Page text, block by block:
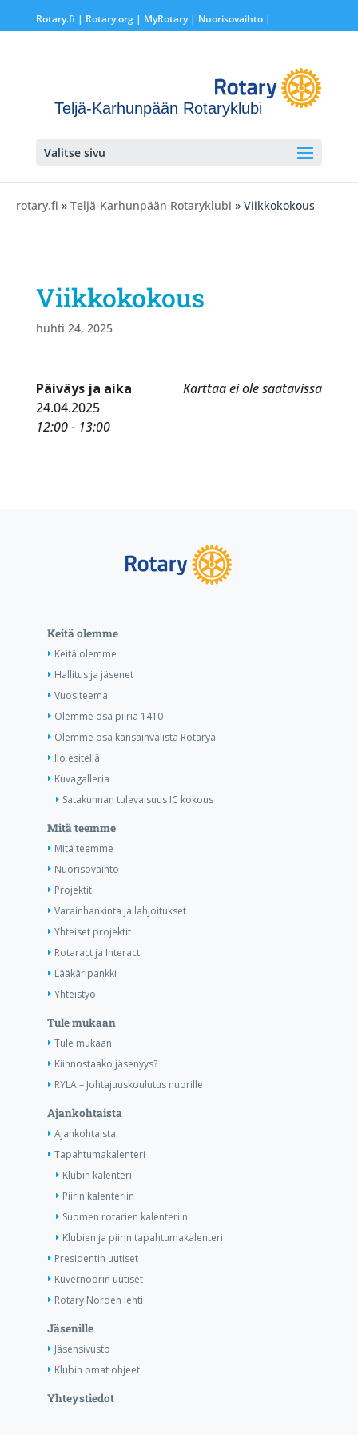
Rotary.fi | Rotary.org| MyRotary | Nuorisovaihto|
Teljä-Karhunpään Rotaryklubi
Valitse sivu
rotary.fi » Teljä-Karhunpään Rotaryklubi » Viikkokokous
Viikkokokous
huhti 24, 2025
Karttaa ei ole saatavissa
Päiväys ja aika
24.04.2025
12:00 - 13:00
Keitä olemme
Keitä olemme
Hallitus ja jäsenet
Vuositeema
Olemme osa piiriä 1410
Olemme osa kansainvälistä Rotarya
Ilo esitellä
Kuvagalleria
Satakunnan tulevaisuus IC kokous
Mitä teemme
Mitä teemme
Nuorisovaihto
Projektit
Varainhankinta ja lahjoitukset
Yhteiset projektit
Rotaract ja Interact
Lääkäripankki
Yhteistyö
Tule mukaan
Tule mukaan
Kiinnostaako jäsenyys?
RYLA – Johtajuuskoulutus nuorille
Ajankohtaista
Ajankohtaista
Tapahtumakalenteri
Klubin kalenteri
Piirin kalenteriin
Suomen rotarien kalenteriin
Klubien ja piirin tapahtumakalenteri
Presidentin uutiset
Kuvernöörin uutiset
Rotary Norden lehti
Jäsenille
Jäsensivusto
Klubin omat ohjeet
Yhteystiedot